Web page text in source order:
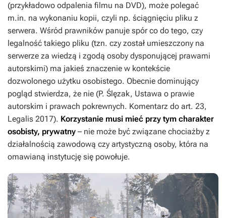
(przykładowo odpalenia filmu na DVD), może polegać
m.in. na wykonaniu kopii, czyli np. ściągnięciu pliku z
serwera. Wśród prawników panuje spór co do tego, czy
legalność takiego pliku (tzn. czy został umieszczony na
serwerze za wiedzą i zgodą osoby dysponującej prawami
autorskimi) ma jakieś znaczenie w kontekście
dozwolonego użytku osobistego. Obecnie dominujący
pogląd stwierdza, że nie (P. Ślęzak, Ustawa o prawie
autorskim i prawach pokrewnych. Komentarz do art. 23,
Legalis 2017). Korzystanie musi mieć przy tym charakter
osobisty, prywatny – nie może być związane chociażby z
działalnością zawodową czy artystyczną osoby, która na
omawianą instytucję się powołuje.